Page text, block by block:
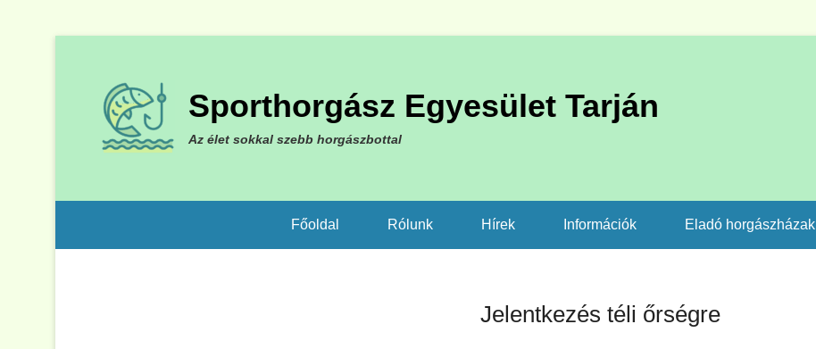
Sporthorgász Egyesület Tarján
Az élet sokkal szebb horgászbottal
Főoldal Rólunk Hírek Információk Eladó horgászházak
Jelentkezés téli őrségre